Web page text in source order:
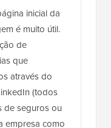
inicial da
é muito útil.
de
que
através do
(todos
de seguros ou
empresa como